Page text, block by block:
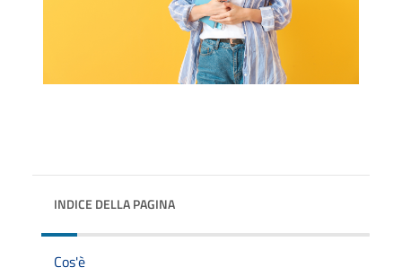
INDICE DELLA PAGINA
Cos'è